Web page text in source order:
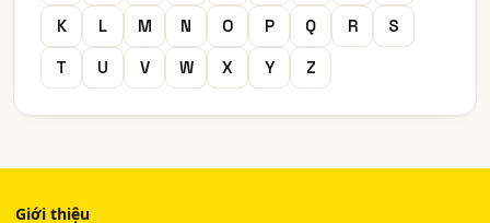
K
L M N O P Q R
S
T
U V W X Y Z
Giới thiệu